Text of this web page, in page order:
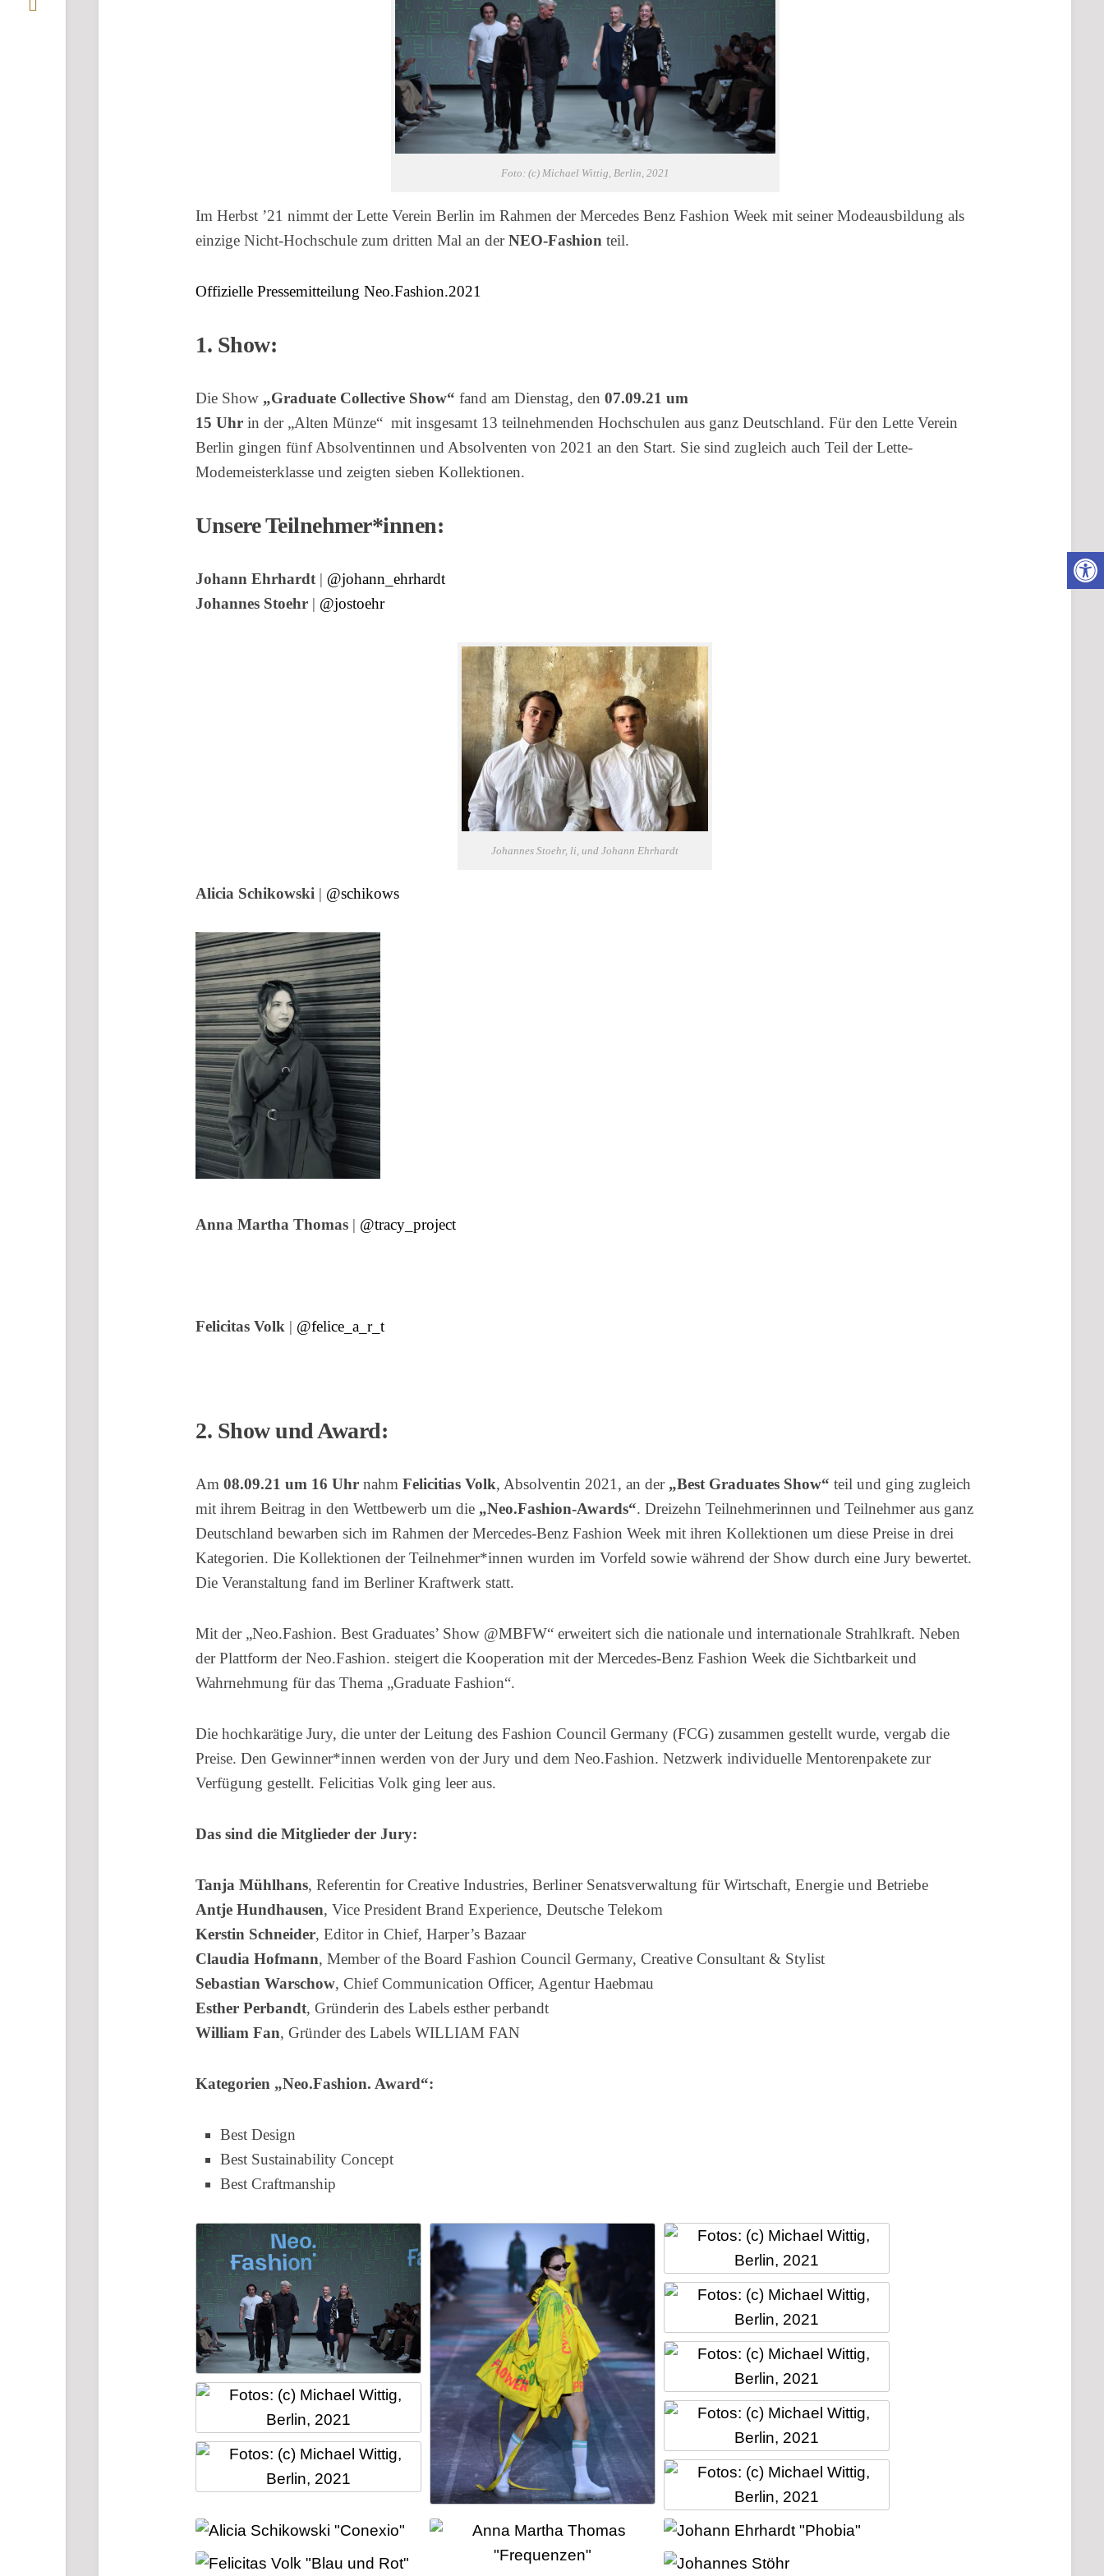
Grafikdesign
Medieninformatik
Metallographie
Modedesign
Labor
Radiologie
PTA
PTA
Foto: (c) Michael Wittig, Berlin, 2021
Im Herbst ’21 nimmt der Lette Verein Berlin im Rahmen der Mercedes Benz Fashion Week mit seiner Modeausbildung als
einzige Nicht-Hochschule zum dritten Mal an derNEO-Fashion teil.
Offizielle Pressemitteilung Neo.Fashion.2021
1. Show:
Die Show „Graduate Collective Show“ fand am Dienstag, den07.09.21 um
15 Uhr in der „Alten Münze“ mit insgesamt 13 teilnehmenden Hochschulen aus ganz Deutschland. Für den Lette Verein
Berlin gingen fünf Absolventinnen und Absolventen von 2021 an den Start. Sie sind zugleich auch Teil der Lette-
Modemeisterklasse und zeigten sieben Kollektionen.
Unsere Teilnehmer*innen:
Johann Ehrhardt | @johann_ehrhardt
Johannes Stoehr | @jostoehr
Johannes Stoehr, li, und Johann Ehrhardt
Alicia Schikowski | @schikows
Anna Martha Thomas | @tracy_project
Felicitas Volk | @felice_a_r_t
2. Show und Award:
Am08.09.21 um 16 Uhr nahmFelicitias Volk, Absolventin 2021, an der „Best Graduates Show“ teil und ging zugleich
mit ihrem Beitrag in den Wettbewerb um die „Neo.Fashion-Awards“. Dreizehn Teilnehmerinnen und Teilnehmer aus ganz
Deutschland bewarben sich im Rahmen der Mercedes-Benz Fashion Week mit ihren Kollektionen um diese Preise in drei
Kategorien. Die Kollektionen der Teilnehmer*innen wurden im Vorfeld sowie während der Show durch eine Jury bewertet.
Die Veranstaltung fand im Berliner Kraftwerk statt.
Mit der „Neo.Fashion. Best Graduates’ Show @MBFW“ erweitert sich die nationale und internationale Strahlkraft. Neben
der Plattform der Neo.Fashion. steigert die Kooperation mit der Mercedes-Benz Fashion Week die Sichtbarkeit und
Wahrnehmung für das Thema „Graduate Fashion“.
Die hochkarätige Jury, die unter der Leitung des Fashion Council Germany (FCG) zusammen gestellt wurde, vergab die
Preise. Den Gewinner*innen werden von der Jury und dem Neo.Fashion. Netzwerk individuelle Mentorenpakete zur
Verfügung gestellt. Felicitias Volk ging leer aus.
Das sind die Mitglieder der Jury:
Tanja Mühlhans, Referentin for Creative Industries, Berliner Senatsverwaltung für Wirtschaft, Energie und Betriebe
Antje Hundhausen, Vice President Brand Experience, Deutsche Telekom
Kerstin Schneider, Editor in Chief, Harper’s Bazaar
Claudia Hofmann, Member of the Board Fashion Council Germany, Creative Consultant & Stylist
Sebastian Warschow, Chief Communication Officer, Agentur Haebmau
Esther Perbandt, Gründerin des Labels esther perbandt
William Fan, Gründer des Labels WILLIAM FAN
Kategorien „Neo.Fashion. Award“:
Best Design
Best Sustainability Concept
Best Craftmanship